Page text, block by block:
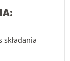
składania